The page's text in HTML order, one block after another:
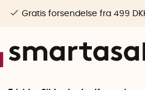
Gratis forsendelse fra 499